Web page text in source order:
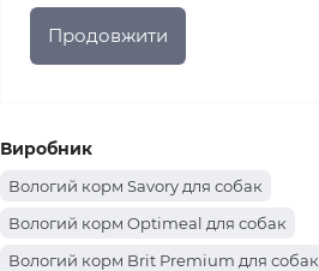
Продовжити
Виробник
Вологий корм Savory для собак
Вологий корм Optimeal для собак
Вологий корм Brit Premium для собак